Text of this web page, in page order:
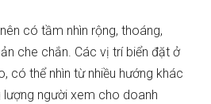
có tầm nhìn rộng, thoáng,
che chắn. Các vị trí biển đặt ở
có thể nhìn từ nhiều hướng khác
lượng người xem cho doanh